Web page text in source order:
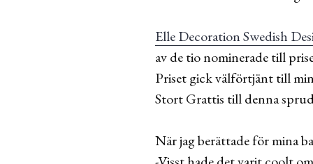
Elle Decoration Swedish
av de tio nominerade till
Priset gick välförtjänt till
Stort Grattis till denna
När jag berättade för mina